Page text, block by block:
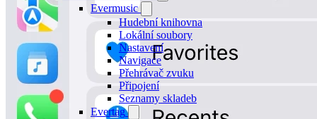
Evermusic
Hudební knihovna
Lokální soubory
Nastavení
Navigace
Přehrávač zvuku
Připojení
Seznamy skladeb
Evertag